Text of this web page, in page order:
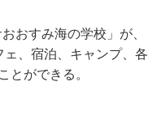
おすみ海の学校」が、
、宿泊、キャンプ、各
とができる。